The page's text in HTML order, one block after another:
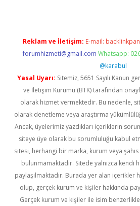
Reklam ve İletişim: E-mail:
forumhizmeti@gmail.com Whatsapp:
@karabul
Yasal Uyarı: Sitemiz, 5651 Sayılı Kanun
ve İletişim Kurumu (BTK) tarafından
olarak hizmet vermektedir. Bu nedenle,
olarak denetleme veya araştırma
Ancak, üyelerimiz yazdıkları içeriklerin
siteye üye olarak bu sorumluluğu kabul
sitesi, herhangi bir marka, kurum veya
bulunmamaktadır. Sitede yalnızca kendi
paylaşılmaktadır. Burada yer alan içerikler
olup, gerçek kurum ve kişiler hakkında
Gerçek kurum ve kişiler ile isim